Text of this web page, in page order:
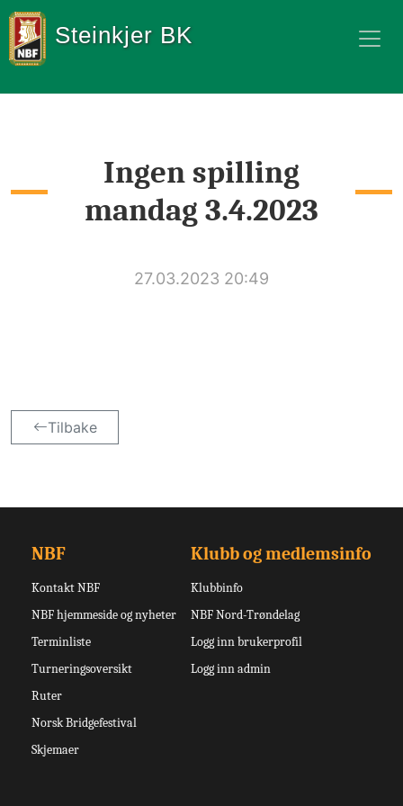
Steinkjer BK
Ingen spilling
mandag 3.4.2023
27.03.2023 20:49
Tilbake
NBF
Kontakt NBF
NBF hjemmeside og nyheter
Terminliste
Turneringsoversikt
Ruter
Norsk Bridgefestival
Skjemaer
Klubb og medlemsinfo
Klubbinfo
NBF Nord-Trøndelag
Logg inn brukerprofil
Logg inn admin